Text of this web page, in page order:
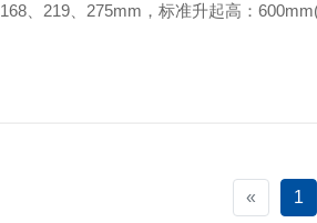
168、219、275mm，标准升起高：
« 1